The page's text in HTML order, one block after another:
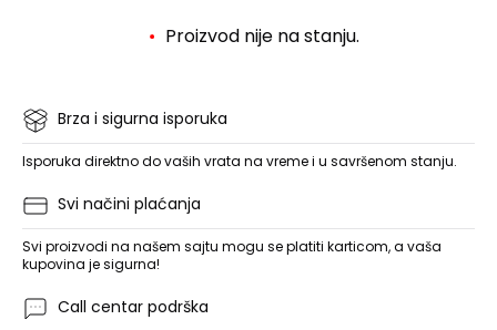
Proizvod nije na stanju.
Brza i sigurna isporuka
Isporuka direktno do vaših vrata na vreme i u savršenom stanju.
Svi načini plaćanja
Svi proizvodi na našem sajtu mogu se platiti karticom, a vaša
kupovina je sigurna!
Call centar podrška